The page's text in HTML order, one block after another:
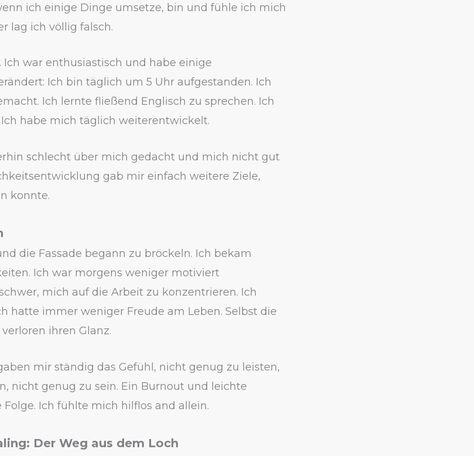
ich einige Dinge umsetze, bin und fühle ich mich
lag ich völlig falsch.
Ich war enthusiastisch und habe einige
Ich bin täglich um 5 Uhr aufgestanden. Ich
Ich lernte fließend Englisch zu sprechen. Ich
habe mich täglich weiterentwickelt.
schlecht über mich gedacht und mich nicht gut
gab mir einfach weitere Ziele,
konnte.
die Fassade begann zu bröckeln. Ich bekam
Ich war morgens weniger motiviert
mich auf die Arbeit zu konzentrieren. Ich
hatte immer weniger Freude am Leben. Selbst die
ihren Glanz.
mir ständig das Gefühl, nicht genug zu leisten,
nicht genug zu sein. Ein Burnout und leichte
Ich fühlte mich hilflos and allein.
Der Weg aus dem Loch